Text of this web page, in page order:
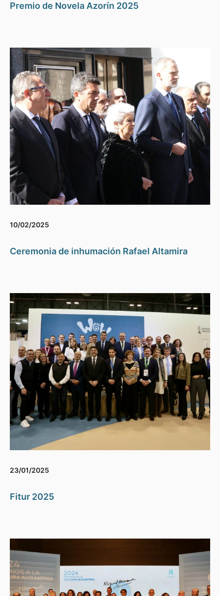
Premio de Novela Azorín 2025
10/02/2025
Ceremonia de inhumación Rafael Altamira
23/01/2025
Fitur 2025